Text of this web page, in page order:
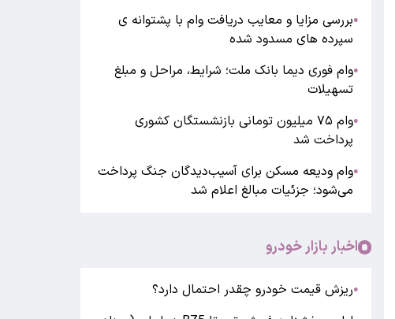
●بررسی مزایا و معایب دریافت وام با پشتوانه ی
سپرده های مسدود شده
●وام فوری دیما بانک ملت؛ شرایط، مراحل و مبلغ
تسهیلات
●
وام ۷۵ میلیون تومانی بازنشستگان کشوری
پرداخت شد
●وام ودیعه مسکن برای آسیب‌دیدگان جنگ پرداخت
می‌شود؛ جزئیات مبالغ اعلام شد
اخبار بازار خودرو
●ریزش قیمت خودرو چقدر احتمال دارد؟